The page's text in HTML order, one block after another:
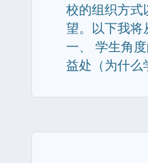
校的组织方式
望。以下我将
一、 学生角
益处（为什么